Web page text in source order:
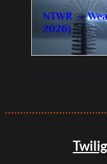
NTWR —
2026)